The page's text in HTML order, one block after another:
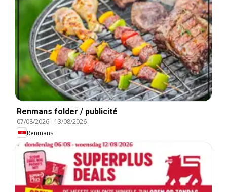
Renmans folder / publicité
07/08/2026- 13/08/2026
Renmans